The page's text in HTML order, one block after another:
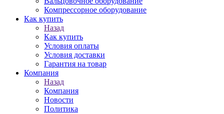
Компрессорное оборудование
Как купить
Назад
Как купить
Условия оплаты
Условия доставки
Гарантия на товар
Компания
Назад
Компания
Новости
Политика